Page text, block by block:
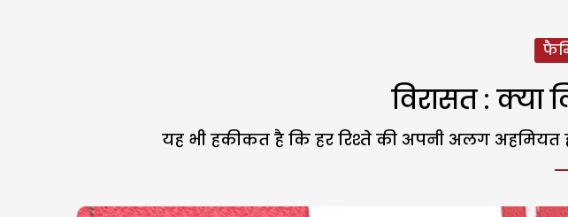
विरासत : क्या
यह भी हकीकत है कि हर रिश्ते की अपनी अलग